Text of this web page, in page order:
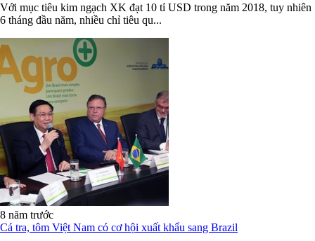
Với mục tiêu kim ngạch XK đạt 10 tỉ USD trong năm 2018, tuy nhiên
6 tháng đầu năm, nhiều chỉ tiêu qu...
8 năm trước
Cá tra, tôm Việt Nam có cơ hội xuất khẩu sang Brazil